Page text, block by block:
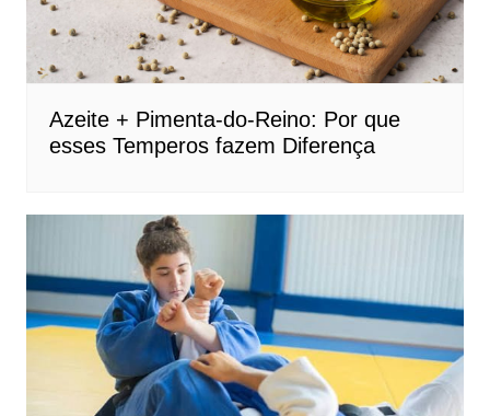
Azeite + Pimenta-do-Reino: Por que
esses Temperos fazem Diferença